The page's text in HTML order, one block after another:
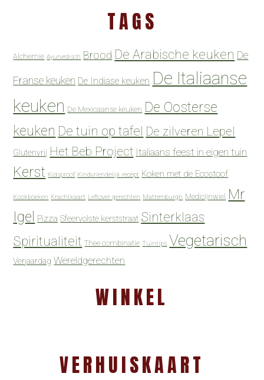
TAGS
Alchemie Ayurvedisch Brood De Arabische keuken De
Franse keuken De Indiase keuken De Italiaanse
keuken De Mexicaanse keuken De Oosterse
keuken De tuin op tafel De zilveren Lepel
Glutenvrij Het Beb Project Italiaans feest in eigen tuin
Kerst Kidsproof Kindvriendelijk recept Koken met de Ecostoof
Kookboeken Krachtkaart Leftover gerechten Mattemburgh Medicijnwiel Mr
Igel
Pizza Sfeervolste kerststraat Sinterklaas
Spiritualiteit Thee combinatie Tuintips Vegetarisch
Verjaardag Wereldgerechten
WINKEL
VERHUISKAART